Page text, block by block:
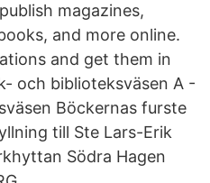
magazines,
and more online.
and get them in
och biblioteksväsen A -
Böckernas furste
till Ste Lars-Erik
Södra Hagen